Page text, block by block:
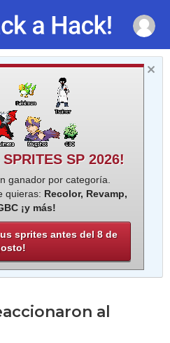
SPRITES SP 2026!
ganador por categoría.
quieras: Recolor, Revamp,
¡y más!
sprites antes del 8 de
al